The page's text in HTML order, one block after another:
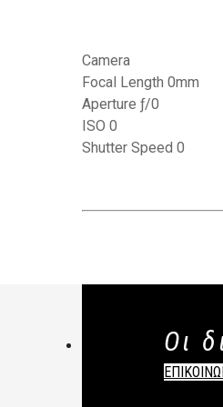
Camera
Focal Length 0mm
Aperture ƒ/0
ISO 0
Shutter Speed 0
Οι